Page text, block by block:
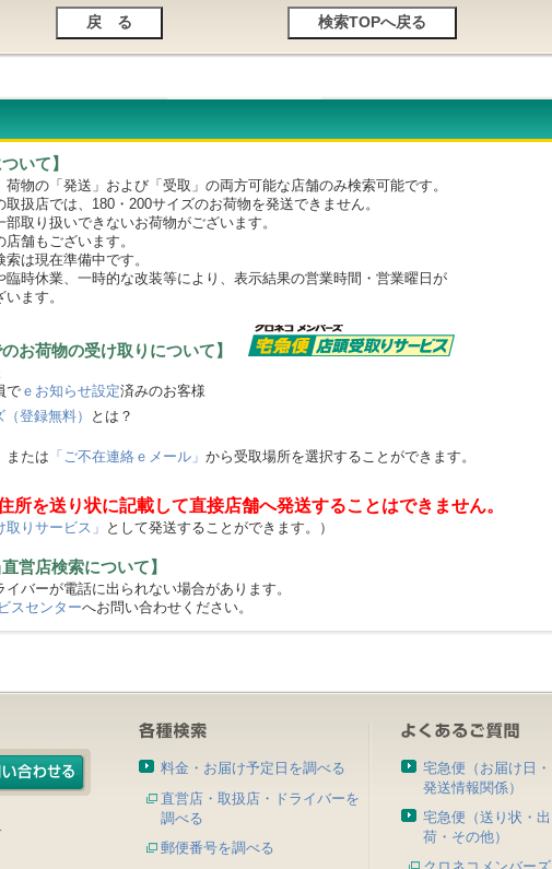
いて】
物の「発送」および「受取」の両方可能な店舗のみ検索可能です。
店では、180・200サイズのお荷物を発送できません。
り扱いできないお荷物がございます。
もございます。
現在準備中です。
時休業、一時的な改装等により、表示結果の営業時間・営業曜日が
ます。
のお荷物の受け取りについて】
で ｅお知らせ設定済みのお客様
登録無料）
とは？
または 「ご不在連絡ｅメール」 から受取場所を選択することができます。
所を送り状に記載して直接店舗へ発送することはできません。
取りサービス」 として発送することができます。）
営店検索について】
バーが電話に出られない場合があります。
スセンターへお問い合わせください。
料金・お届け予定日を調べる
直営店・取扱店・ドライバーを
調べる
郵便番号を調べる
宅急便（お届け日・
発送情報関係）
宅急便（送り状・出
荷・その他）